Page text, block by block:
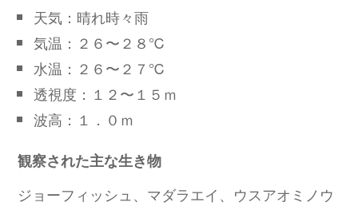
天気：晴れ時々雨
気温：２６〜２８℃
水温：２６〜２７℃
透視度：１２〜１５ｍ
波高：１．０ｍ
観察された主な生き物
ジョーフィッシュ、マダラエイ、ウスアオミノウ